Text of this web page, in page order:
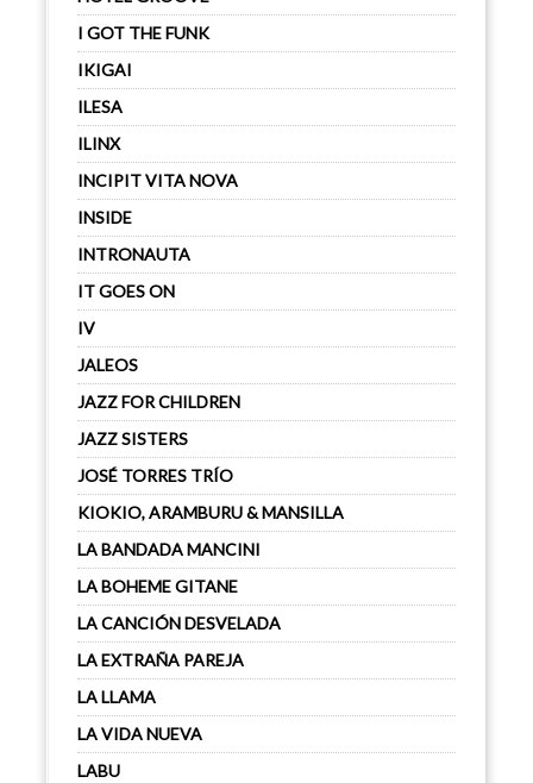
I GOT THE FUNK
IKIGAI
ILESA
ILINX
INCIPIT VITA NOVA
INSIDE
INTRONAUTA
IT GOES ON
IV
JALEOS
JAZZ FOR CHILDREN
JAZZ SISTERS
JOSÉ TORRES TRÍO
KIOKIO, ARAMBURU & MANSILLA
LA BANDADA MANCINI
LA BOHEME GITANE
LA CANCIÓN DESVELADA
LA EXTRAÑA PAREJA
LA LLAMA
LA VIDA NUEVA
LABU